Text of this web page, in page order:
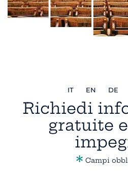
IT EN DE
Richiedi
gratuite
* Campi